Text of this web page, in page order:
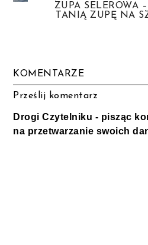
ZUPA SELEROWA
TANIĄ ZUPĘ NA
KOMENTARZE
Prześlij komentarz
Drogi Czytelniku - pisząc
na przetwarzanie swoich